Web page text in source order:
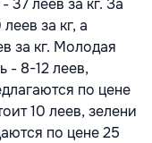
37 леев за кг. За
за кг, а
за кг. Молодая
- 8-12 леев,
по цене
10 леев, зелени
по цене 25